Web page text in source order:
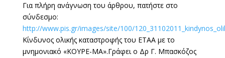
Για πλήρη ανάγνωση του άρθρου, πατήστε στο
σύνδεσμο:
http://www.pis.gr/images/site/100/
Κίνδυνος ολικής καταστροφής του ΕΤΑΑ με το
μνημονιακό «ΚΟΥΡΕ-ΜΑ».Γράφει ο Δρ Γ. Μπασκόζος